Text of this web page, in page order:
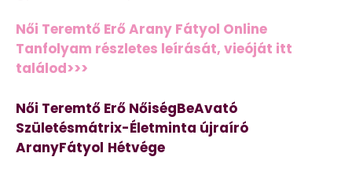
Női Teremtő Erő Arany Fátyol Online
Tanfolyam részletes leírását, vieóját itt
találod>>>
Női Teremtő Erő NőiségBeAvató
Születésmátrix-Életminta újraíró
AranyFátyol Hétvége